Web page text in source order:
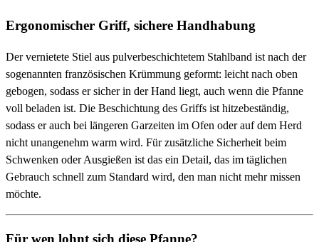
Ergonomischer Griff, sichere Handhabung
Der vernietete Stiel aus pulverbeschichtetem Stahlband ist nach der
sogenannten französischen Krümmung geformt: leicht nach oben
gebogen, sodass er sicher in der Hand liegt, auch wenn die Pfanne
voll beladen ist. Die Beschichtung des Griffs ist hitzebeständig,
sodass er auch bei längeren Garzeiten im Ofen oder auf dem Herd
nicht unangenehm warm wird. Für zusätzliche Sicherheit beim
Schwenken oder Ausgießen ist das ein Detail, das im täglichen
Gebrauch schnell zum Standard wird, den man nicht mehr missen
möchte.
Für wen lohnt sich diese Pfanne?